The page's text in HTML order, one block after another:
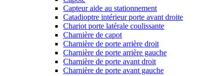
Capteur aide au stationnement
Catadioptre intérieur porte avant droite
Chariot porte latérale coulissante
Charnière de capot
Charnière de porte arrière droit
Charnière de porte arrière gauche
Charnière de porte avant droit
Charnière de porte avant gauche